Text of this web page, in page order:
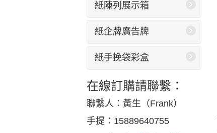
紙陳列展示箱
紙企牌廣告牌
紙手挽袋彩盒
在線訂購請聯繫：
聯繫人：黃生（Frank）
手提：15889640755